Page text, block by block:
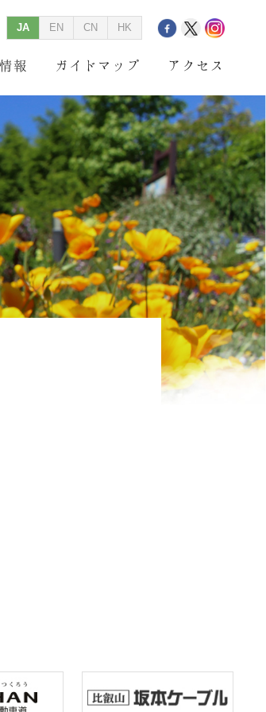
JA EN CN HK
報 ガイドマップ アクセス